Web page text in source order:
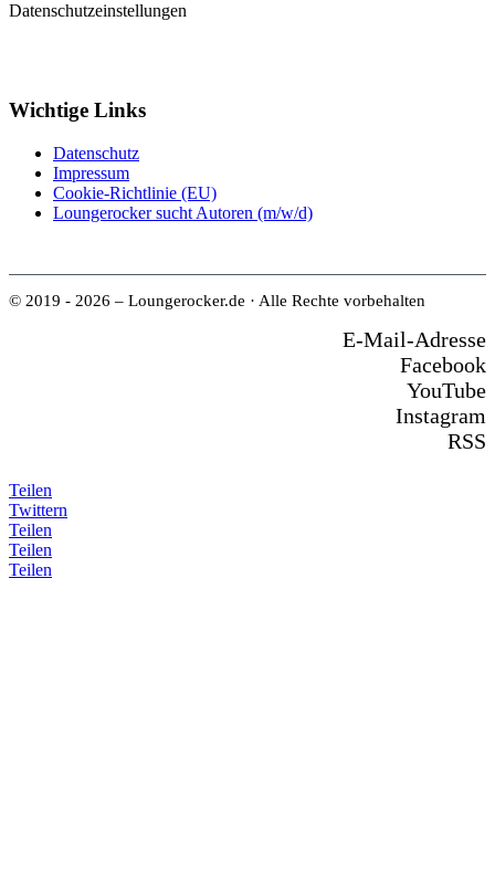
Datenschutzeinstellungen
Wichtige Links
Datenschutz
Impressum
Cookie-Richtlinie (EU)
Loungerocker sucht Autoren (m/w/d)
© 2019 - 2026 – Loungerocker.de · Alle Rechte vorbehalten
E-Mail-Adresse
Facebook
YouTube
Instagram
RSS
Teilen
Twittern
Teilen
Teilen
Teilen